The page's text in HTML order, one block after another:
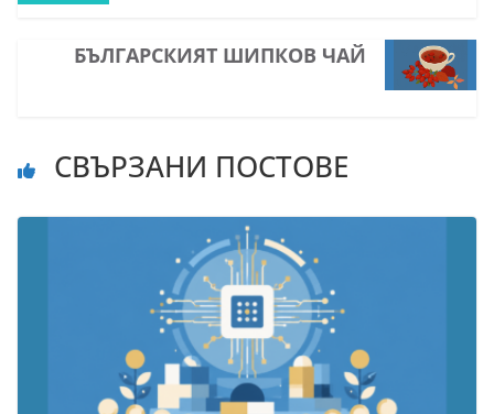
БЪЛГАРСКИЯТ ШИПКОВ ЧАЙ
СВЪРЗАНИ ПОСТОВЕ